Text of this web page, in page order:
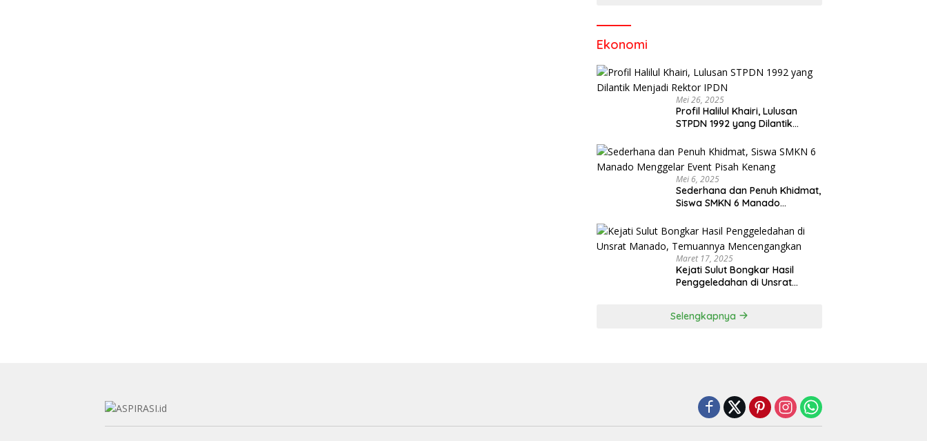
Ekonomi
Mei 26, 2025
Profil Halilul Khairi, Lulusan
STPDN 1992 yang Dilantik
Mei 6, 2025
Sederhana dan Penuh Khidmat,
Siswa SMKN 6 Manado
Maret 17, 2025
Kejati Sulut Bongkar Hasil
Penggeledahan di Unsrat
Selengkapnya